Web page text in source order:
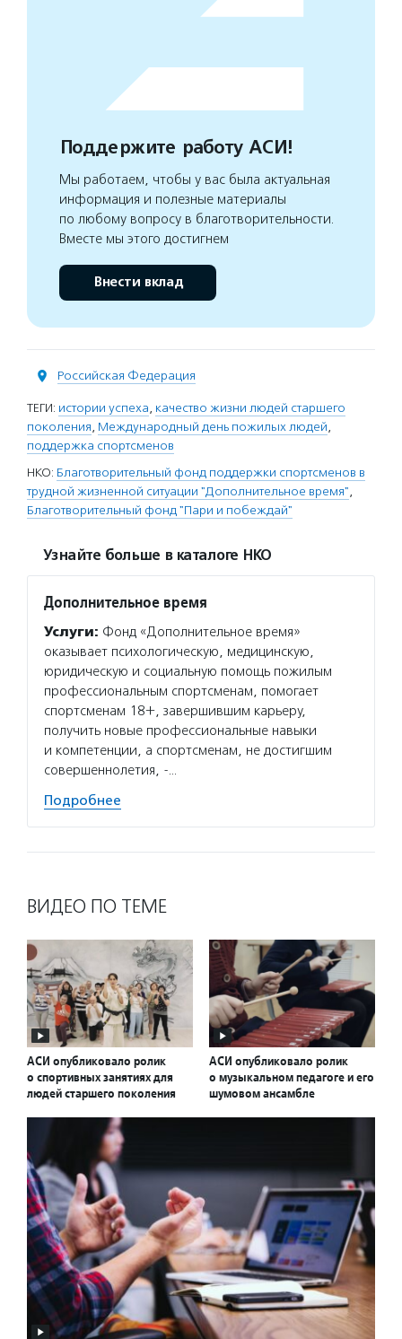
Поддержите работу АСИ!
Мы работаем, чтобы у вас была актуальная
информация и полезные материалы
по любому вопросу в благотворительности.
Вместе мы этого достигнем
Внести вклад
Российская Федерация
ТЕГИ: истории успеха, качество жизни людей старшего
поколения, Международный день пожилых людей,
поддержка спортсменов
НКО: Благотворительный фонд поддержки спортсменов в
трудной жизненной ситуации "Дополнительное время",
Благотворительный фонд "Пари и побеждай"
Узнайте больше в каталоге НКО
Дополнительное время
Услуги: Фонд «Дополнительное время»
оказывает психологическую, медицинскую,
юридическую и социальную помощь пожилым
профессиональным спортсменам, помогает
спортсменам 18+, завершившим карьеру,
получить новые профессиональные навыки
и компетенции, а спортсменам, не достигшим
совершеннолетия, -…
Подробнее
ВИДЕО ПО ТЕМЕ
АСИ опубликовало ролик
о спортивных занятиях для
людей старшего поколения
АСИ опубликовало ролик
о музыкальном педагоге и его
шумовом ансамбле